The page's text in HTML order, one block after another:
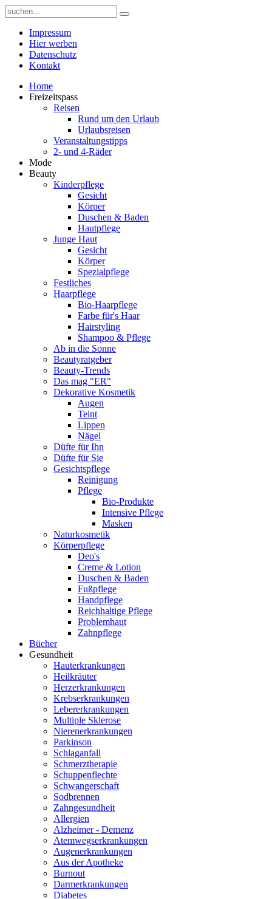
Impressum
Hier werben
Datenschutz
Kontakt
Home
Freizeitspass
Reisen
Rund um den Urlaub
Urlaubsreisen
Veranstaltungstipps
2- und 4-Räder
Mode
Beauty
Kinderpflege
Gesicht
Körper
Duschen & Baden
Hautpflege
Junge Haut
Gesicht
Körper
Spezialpflege
Festliches
Haarpflege
Bio-Haarpflege
Farbe für's Haar
Hairstyling
Shampoo & Pflege
Ab in die Sonne
Beautyratgeber
Beauty-Trends
Das mag "ER"
Dekorative Kosmetik
Augen
Teint
Lippen
Nägel
Düfte für Ihn
Düfte für Sie
Gesichtspflege
Reinigung
Pflege
Bio-Produkte
Intensive Pflege
Masken
Naturkosmetik
Körperpflege
Deo's
Creme & Lotion
Duschen & Baden
Fußpflege
Handpflege
Reichhaltige Pflege
Problemhaut
Zahnpflege
Bücher
Gesundheit
Hauterkrankungen
Heilkräuter
Herzerkrankungen
Krebserkrankungen
Lebererkrankungen
Multiple Sklerose
Nierenerkrankungen
Parkinson
Schlaganfall
Schmerztherapie
Schuppenflechte
Schwangerschaft
Sodbrennen
Zahngesundheit
Allergien
Alzheimer - Demenz
Atemwegserkrankungen
Augenerkrankungen
Aus der Apotheke
Burnout
Darmerkrankungen
Diabetes